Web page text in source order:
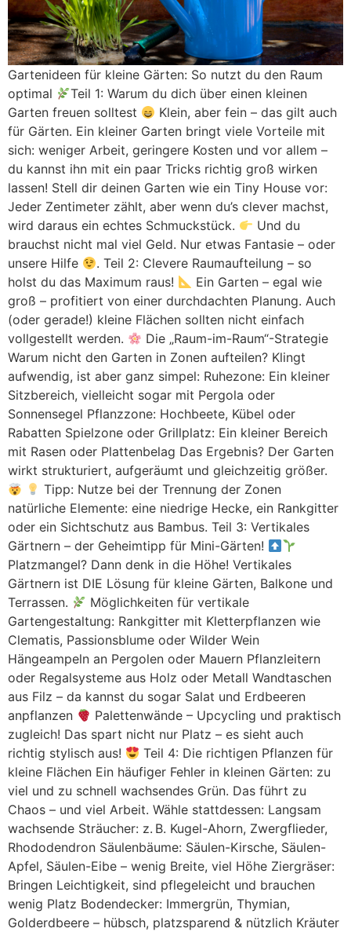
Gartenideen für kleine Gärten: So nutzt du den Raum
optimal
Teil 1: Warum du dich über einen kleinen
Garten freuen solltest
Klein, aber fein – das gilt auch
für Gärten. Ein kleiner Garten bringt viele Vorteile mit
sich: weniger Arbeit, geringere Kosten und vor allem –
du kannst ihn mit ein paar Tricks richtig groß wirken
lassen! Stell dir deinen Garten wie ein Tiny House vor:
Jeder Zentimeter zählt, aber wenn du’s clever machst,
wird daraus ein echtes Schmuckstück.
Und du
brauchst nicht mal viel Geld. Nur etwas Fantasie – oder
unsere Hilfe
. Teil 2: Clevere Raumaufteilung – so
holst du das Maximum raus!
Ein Garten – egal wie
groß – profitiert von einer durchdachten Planung. Auch
(oder gerade!) kleine Flächen sollten nicht einfach
vollgestellt werden.
Die „Raum-im-Raum“-Strategie
Warum nicht den Garten in Zonen aufteilen? Klingt
aufwendig, ist aber ganz simpel: Ruhezone: Ein kleiner
Sitzbereich, vielleicht sogar mit Pergola oder
Sonnensegel Pflanzzone: Hochbeete, Kübel oder
Rabatten Spielzone oder Grillplatz: Ein kleiner Bereich
mit Rasen oder Plattenbelag Das Ergebnis? Der Garten
wirkt strukturiert, aufgeräumt und gleichzeitig größer.
Tipp: Nutze bei der Trennung der Zonen
natürliche Elemente: eine niedrige Hecke, ein Rankgitter
oder ein Sichtschutz aus Bambus. Teil 3: Vertikales
Gärtnern – der Geheimtipp für Mini-Gärten!
Platzmangel? Dann denk in die Höhe! Vertikales
Gärtnern ist DIE Lösung für kleine Gärten, Balkone und
Terrassen.
Möglichkeiten für vertikale
Gartengestaltung: Rankgitter mit Kletterpflanzen wie
Clematis, Passionsblume oder Wilder Wein
Hängeampeln an Pergolen oder Mauern Pflanzleitern
oder Regalsysteme aus Holz oder Metall Wandtaschen
aus Filz – da kannst du sogar Salat und Erdbeeren
anpflanzen
Palettenwände – Upcycling und praktisch
zugleich! Das spart nicht nur Platz – es sieht auch
richtig stylisch aus!
Teil 4: Die richtigen Pflanzen für
kleine Flächen Ein häufiger Fehler in kleinen Gärten: zu
viel und zu schnell wachsendes Grün. Das führt zu
Chaos – und viel Arbeit. Wähle stattdessen: Langsam
wachsende Sträucher: z. B. Kugel-Ahorn, Zwergflieder,
Rhododendron Säulenbäume: Säulen-Kirsche, Säulen-
Apfel, Säulen-Eibe – wenig Breite, viel Höhe Ziergräser:
Bringen Leichtigkeit, sind pflegeleicht und brauchen
wenig Platz Bodendecker: Immergrün, Thymian,
Golderdbeere – hübsch, platzsparend & nützlich Kräuter